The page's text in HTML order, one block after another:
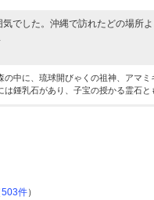
でした。沖縄で訪れたどの場所
の中に、琉球開びゃくの祖神、アマミ
鍾乳石があり、子宝の授かる霊石と
503件）